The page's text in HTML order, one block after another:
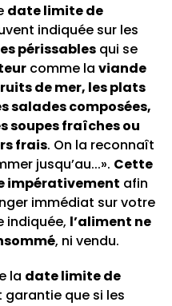
date limite de
indiquée sur les
périssables qui se
comme la viande
de mer, les plats
salades composées,
soupes fraîches ou
frais. On la reconnaît
jusqu’au...». Cette
impérativement afin
immédiat sur votre
indiquée, l’aliment ne
, ni vendu.
la date limite de
garantie que si les